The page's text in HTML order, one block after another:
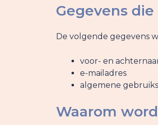
Gegevens
De volgende gegevens
voor- en
e-mailadres
algemene
Waarom